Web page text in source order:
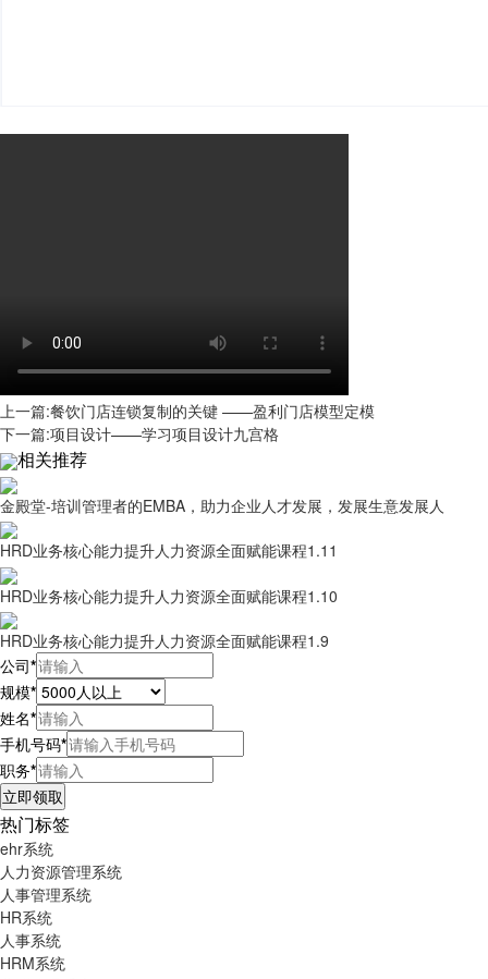
上一篇:餐饮门店连锁复制的关键 ——盈利门店模型定模
下一篇:项目设计——学习项目设计九宫格
相关推荐
金殿堂-培训管理者的EMBA，助力企业人才发展，发展生意发展人
HRD业务核心能力提升人力资源全面赋能课程1.11
HRD业务核心能力提升人力资源全面赋能课程1.10
HRD业务核心能力提升人力资源全面赋能课程1.9
公司*
规模*
姓名*
手机号码*
职务*
热门标签
ehr系统
人力资源管理系统
人事管理系统
HR系统
人事系统​
HRM系统